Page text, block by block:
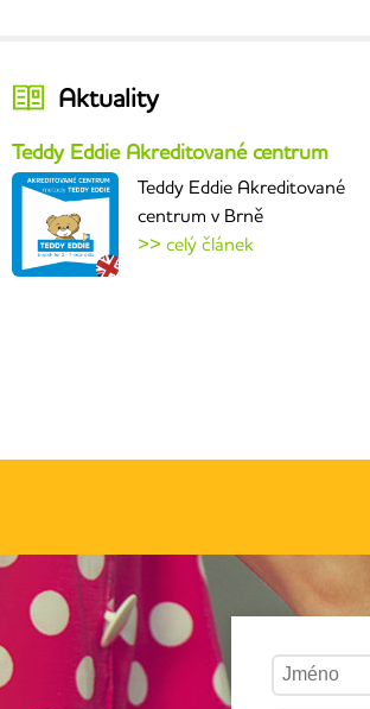
Aktuality
Teddy Eddie Akreditované centrum
Teddy Eddie Akreditované
centrum v Brně
>> celý článek